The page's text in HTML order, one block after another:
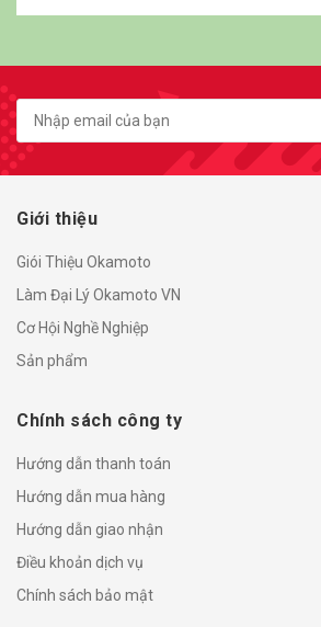
Giới thiệu
Giói Thiệu Okamoto
Làm Đại Lý Okamoto VN
Cơ Hội Nghề Nghiệp
Sản phẩm
Chính sách công ty
Hướng dẫn thanh toán
Hướng dẫn mua hàng
Hướng dẫn giao nhận
Điều khoản dịch vụ
Chính sách bảo mật